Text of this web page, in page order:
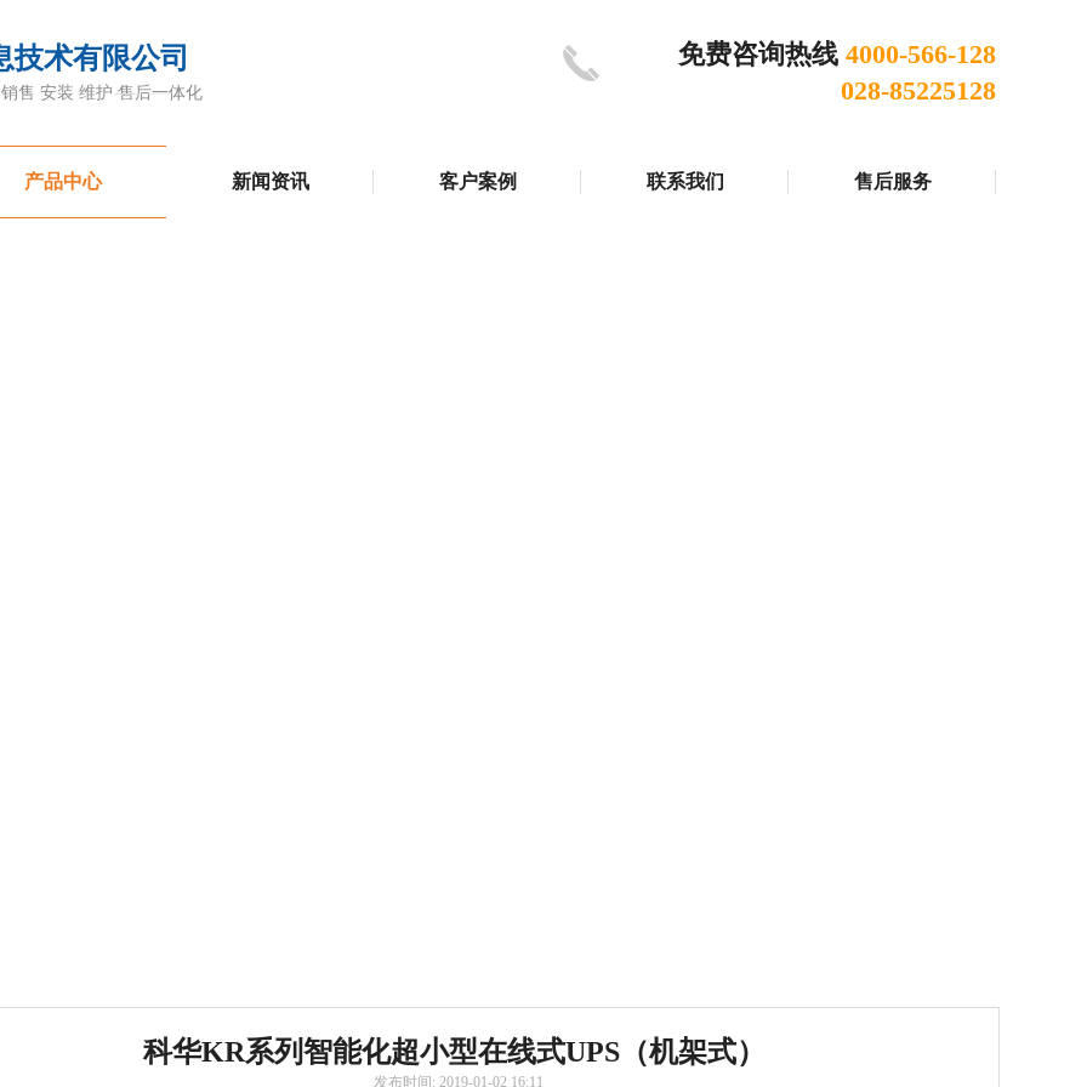
技术有限公司
售 安装 维护 售后一体化
免费咨询热线 4000-566-128
028-85225128
产品中心 新闻资讯 客户案例 联系我们 售后服务
科华KR系列智能化超小型在线式UPS（机架式）
发布时间: 2019-01-02 16:11